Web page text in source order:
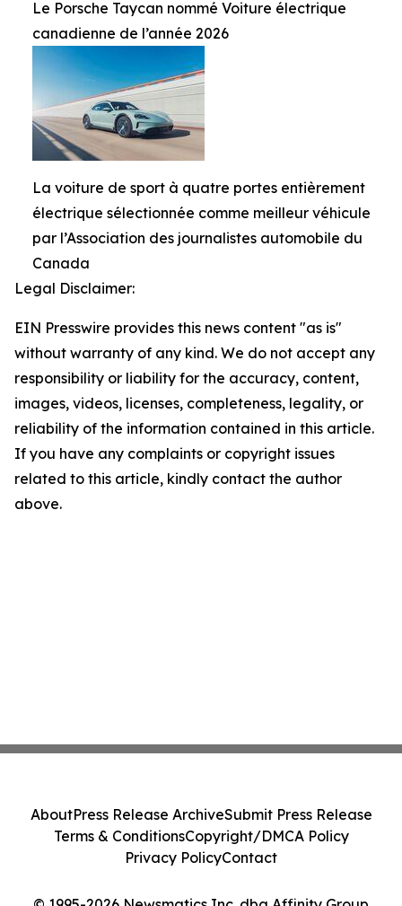
Le Porsche Taycan nommé Voiture électrique
canadienne de l’année 2026
La voiture de sport à quatre portes entièrement
électrique sélectionnée comme meilleur véhicule
par l’Association des journalistes automobile du
Canada
Legal Disclaimer:
EIN Presswire provides this news content "as is"
without warranty of any kind. We do not accept any
responsibility or liability for the accuracy, content,
images, videos, licenses, completeness, legality, or
reliability of the information contained in this article.
If you have any complaints or copyright issues
related to this article, kindly contact the author
above.
AboutPress Release ArchiveSubmit Press Release
Terms & ConditionsCopyright/DMCA Policy
Privacy PolicyContact